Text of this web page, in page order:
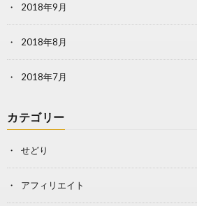
2018年9月
2018年8月
2018年7月
カテゴリー
せどり
アフィリエイト